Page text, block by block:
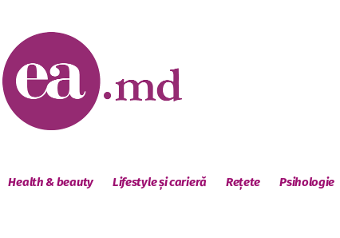
Health & beauty Lifestyle și carieră Rețete Psihologie